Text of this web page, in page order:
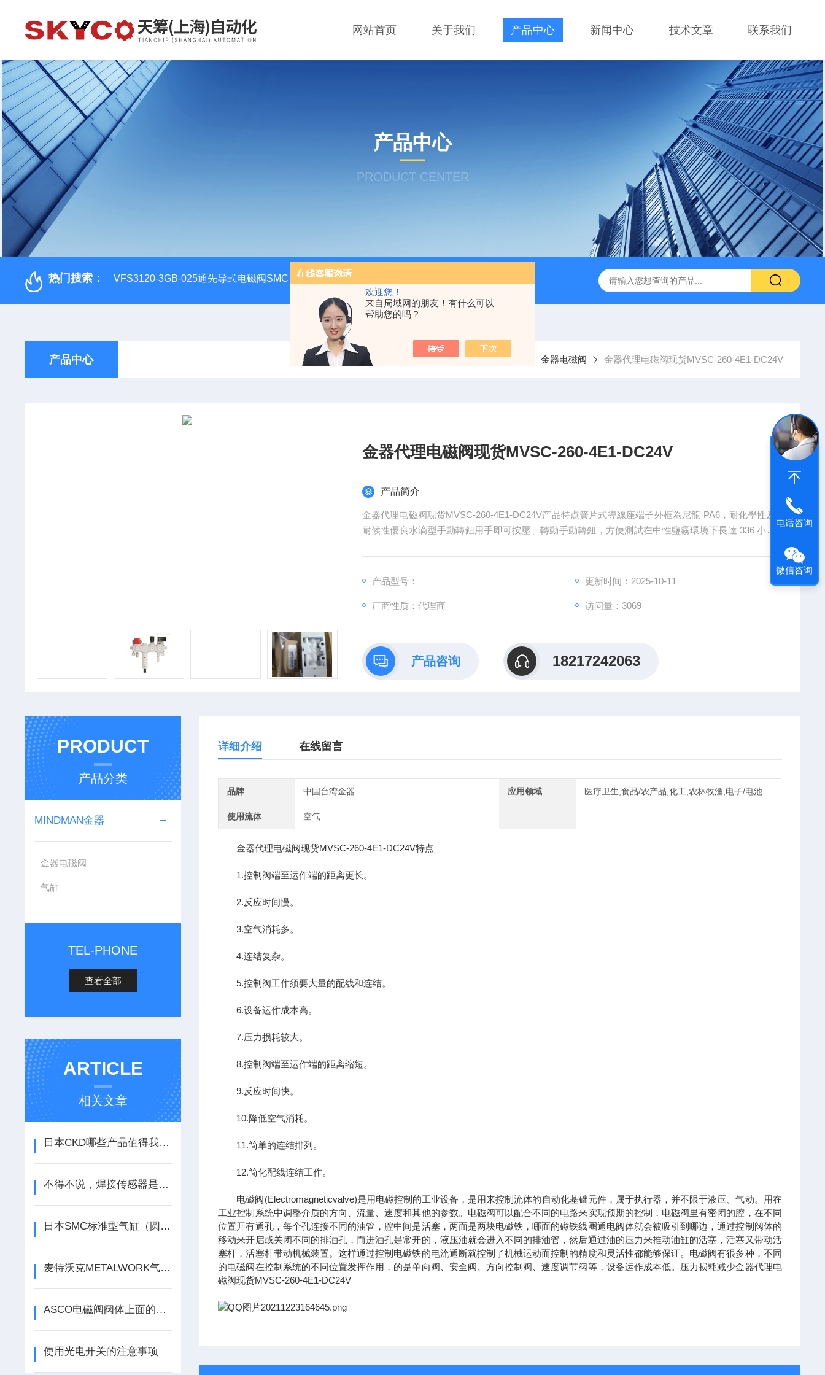
欢迎您！
来自局域网的朋友！有什么可以
帮助您的吗？
网站首页 关于我们 产品中心 新闻中心 技术文章 联系我们
产品中心
PRODUCT CENTER
热门搜索： VFS3120-3GB-025通先导式电磁阀SMC SMC气动香港营业所 AVL-20-25-S6德国FESTO气动 ORIENTALMOTOR东方马达
产品中心 当前位置：首页 产品中心 MINDMAN金器 金器电磁阀 金器代理电磁阀现货MVSC-260-4E1-DC24V
金器代理电磁阀现货MVSC-260-4E1-DC24V
产品简介
金器代理电磁阀现货MVSC-260-4E1-DC24V产品特点簧片式導線座端子外框為尼龍 PA6，耐化學性及
耐候性優良水滴型手動轉鈕用手即可按壓、轉動手動轉鈕，方便測試在中性鹽霧環境下長達 336 小時
产品型号：
更新时间：2025-10-11
厂商性质：代理商 访问量：3069
产品咨询 18217242063
PRODUCT
产品分类
MINDMAN金器
金器电磁阀
气缸
TEL-PHONE
查看全部
ARTICLE
相关文章
日本CKD哪些产品值得我们去购买？
不得不说，焊接传感器是具有很大优势的
日本SMC标准型气缸（圆形）都有哪些系列
麦特沃克METALWORK气缸操作说明书
ASCO电磁阀阀体上面的符号都是什么含义
使用光电开关的注意事项
详细介绍 在线留言
品牌 中国台湾金器 应用领域 医疗卫生,食品/农产品,化工,农林牧渔,电子/电池
使用流体 空气
金器代理电磁阀现货MVSC-260-4E1-DC24V特点
1.控制阀端至运作端的距离更长。
2.反应时间慢。
3.空气消耗多。
4.连结复杂。
5.控制阀工作须要大量的配线和连结。
6.设备运作成本高。
7.压力损耗较大。
8.控制阀端至运作端的距离缩短。
9.反应时间快。
10.降低空气消耗。
11.简单的连结排列。
12.简化配线连结工作。
电磁阀(Electromagneticvalve)是用电磁控制的工业设备，是用来控制流体的自动化基础元件，属于执行器，并不限于液压、气动。用在
工业控制系统中调整介质的方向、流量、速度和其他的参数。电磁阀可以配合不同的电路来实现预期的控制，电磁阀里有密闭的腔，在不同
位置开有通孔，每个孔连接不同的油管，腔中间是活塞，两面是两块电磁铁，哪面的磁铁线圈通电阀体就会被吸引到哪边，通过控制阀体的
移动来开启或关闭不同的排油孔，而进油孔是常开的，液压油就会进入不同的排油管，然后通过油的压力来推动油缸的活塞，活塞又带动活
塞杆，活塞杆带动机械装置。这样通过控制电磁铁的电流通断就控制了机械运动而控制的精度和灵活性都能够保证。电磁阀有很多种，不同
的电磁阀在控制系统的不同位置发挥作用，的是单向阀、安全阀、方向控制阀、速度调节阀等，设备运作成本低。压力损耗减少金器代理电
磁阀现货MVSC-260-4E1-DC24V
电话咨询
微信咨询